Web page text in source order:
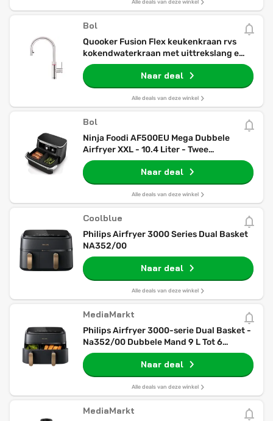
Alle deals van deze winkel
Bol
Quooker Fusion Flex keukenkraan rvs
kokendwaterkraan met uittrekslang en
draaibare uitloop
Naar deal
Alle deals van deze winkel
Bol
Ninja Foodi AF500EU Mega Dubbele
Airfryer XXL - 10.4 Liter - Twee
Kookvakken of Één MegaZone -
HeteluchtfriteuseNaar deal
Alle deals van deze winkel
Coolblue
Philips Airfryer 3000 Series Dual Basket
NA352/00
Naar deal
Alle deals van deze winkel
MediaMarkt
Philips Airfryer 3000-serie Dual Basket -
Na352/00 Dubbele Mand 9 L Tot 6
Personen Heteluchtfriteuse Zwart
Naar deal
Alle deals van deze winkel
MediaMarkt